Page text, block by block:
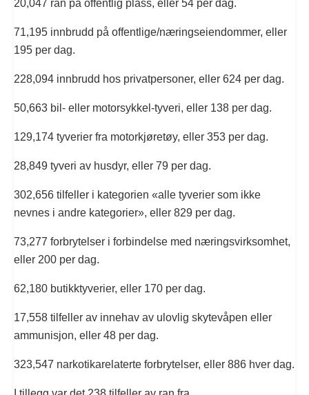
20,047 ran på offentlig plass, eller 54 per dag.
71,195 innbrudd på offentlige/næringseiendommer, eller
195 per dag.
228,094 innbrudd hos privatpersoner, eller 624 per dag.
50,663 bil- eller motorsykkel-tyveri, eller 138 per dag.
129,174 tyverier fra motorkjøretøy, eller 353 per dag.
28,849 tyveri av husdyr, eller 79 per dag.
302,656 tilfeller i kategorien «alle tyverier som ikke
nevnes i andre kategorier», eller 829 per dag.
73,277 forbrytelser i forbindelse med næringsvirksomhet,
eller 200 per dag.
62,180 butikktyverier, eller 170 per dag.
17,558 tilfeller av innehav av ulovlig skytevåpen eller
ammunisjon, eller 48 per dag.
323,547 narkotikarelaterte forbrytelser, eller 886 hver dag.